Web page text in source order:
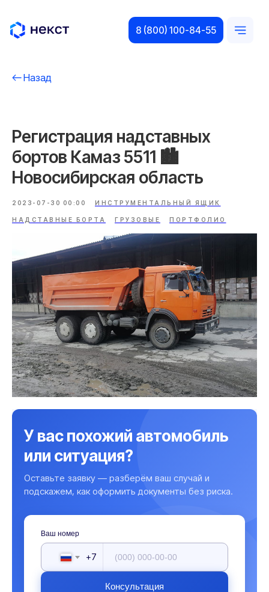
8 (800) 100-84-55
Регистрация надставных
бортов Камаз 5511 🏙️
Новосибирская область
2023-07-30 00:00 ИНСТРУМЕНТАЛЬНЫЙ ЯЩИК
НАДСТАВНЫЕ БОРТА ГРУЗОВЫЕ ПОРТФОЛИО
У вас похожий автомобиль
или ситуация?
Оставьте заявку — разберём ваш случай и
подскажем, как оформить документы без риска.
Ваш номер
+7
Консультация